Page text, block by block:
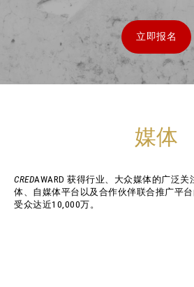
立即报名
媒体
CREDAWARD 获得行业、大众媒体的广泛
体、自媒体平台以及合作伙伴联合推广平
受众达近10,000万。